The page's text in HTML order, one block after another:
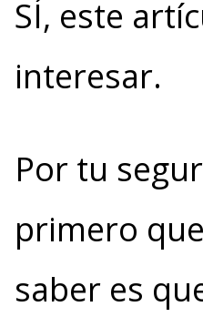
SÍ, este
interesar.
Por tu
primero
saber es